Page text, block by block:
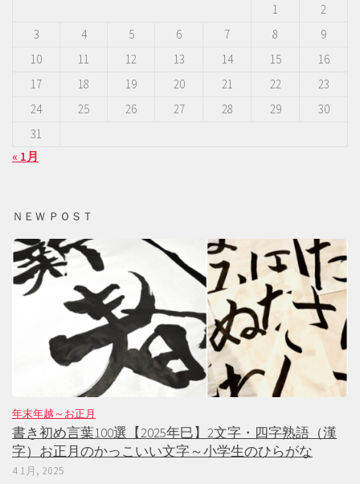
1
2
3
4 5 6 7 8
9
10
11 12 13 14 15
16
17
18 19 20 21 22
23
24
25 26 27 28 29
30
31
« 1月
ＮＥＷ ＰＯＳＴ
年末年越～お正月
書き初め言葉100選【2025年巳】2文字・四字熟語（漢
字）お正月のかっこいい文字～小学生のひらがな
4 1月, 2025